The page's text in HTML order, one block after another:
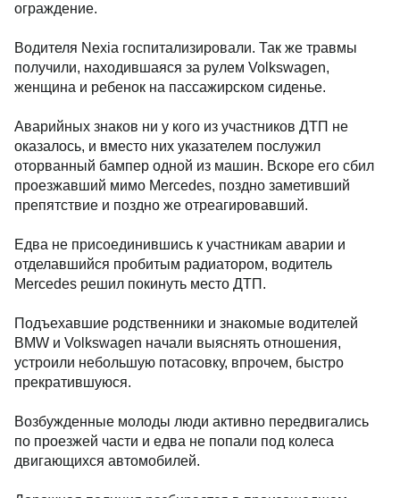
ограждение.
Водителя Nexia госпитализировали. Так же травмы
получили, находившаяся за рулем Volkswagen,
женщина и ребенок на пассажирском сиденье.
Аварийных знаков ни у кого из участников ДТП не
оказалось, и вместо них указателем послужил
оторванный бампер одной из машин. Вскоре его сбил
проезжавший мимо Mercedes, поздно заметивший
препятствие и поздно же отреагировавший.
Едва не присоединившись к участникам аварии и
отделавшийся пробитым радиатором, водитель
Mercedes решил покинуть место ДТП.
Подъехавшие родственники и знакомые водителей
BMW и Volkswagen начали выяснять отношения,
устроили небольшую потасовку, впрочем, быстро
прекратившуюся.
Возбужденные молоды люди активно передвигались
по проезжей части и едва не попали под колеса
двигающихся автомобилей.